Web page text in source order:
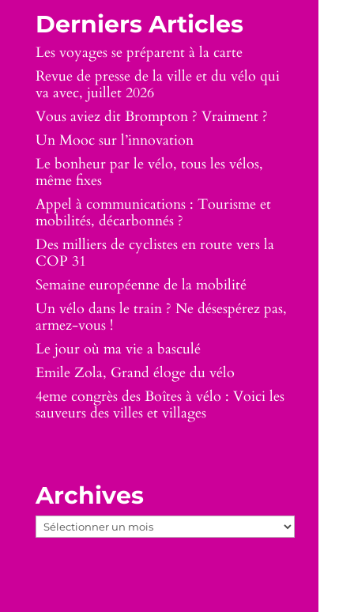
Derniers Articles
Les voyages se préparent à la carte
Revue de presse de la ville et du vélo qui
va avec, juillet 2026
Vous aviez dit Brompton ? Vraiment ?
Un Mooc sur l’innovation
Le bonheur par le vélo, tous les vélos,
même fixes
Appel à communications : Tourisme et
mobilités, décarbonnés ?
Des milliers de cyclistes en route vers la
COP 31
Semaine européenne de la mobilité
Un vélo dans le train ? Ne désespérez pas,
armez-vous !
Le jour où ma vie a basculé
Emile Zola, Grand éloge du vélo
4eme congrès des Boîtes à vélo : Voici les
sauveurs des villes et villages
Archives
Archives